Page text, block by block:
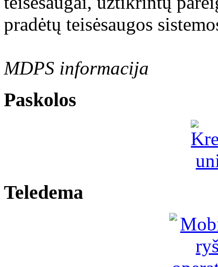
pradėtų teisėsaugos
MDPS informacija
Paskolos
Teledema